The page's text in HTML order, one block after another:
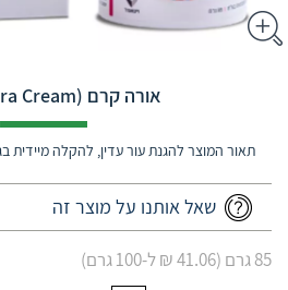
אורה קרם (Ora Cream) צנצנת
תאור המוצר להגנת עור עדין, להקלה מיידית
שאל אותנו על מוצר זה
85 גרם (41.06 ₪ ל-100 גרם)